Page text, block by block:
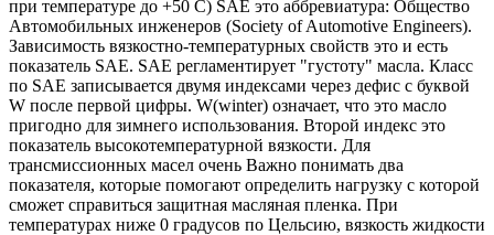
при температуре до +50 С) SAE это аббревиатура: Общество
Автомобильных инженеров (Society of Automotive Engineers).
Зависимость вязкостно-температурных свойств это и есть
показатель SAE. SAE регламентирует "густоту" масла. Класс
по SAE записывается двумя индексами через дефис с буквой
W после первой цифры. W(winter) означает, что это масло
пригодно для зимнего использования. Второй индекс это
показатель высокотемпературной вязкости. Для
трансмиссионных масел очень Важно понимать два
показателя, которые помогают определить нагрузку с которой
сможет справиться защитная масляная пленка. При
температурах ниже 0 градусов по Цельсию, вязкость жидкости